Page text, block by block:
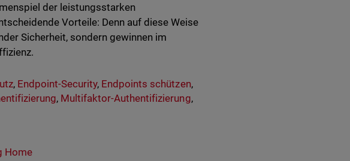
der leistungsstarken
Vorteile: Denn auf diese Weise
Sicherheit, sondern gewinnen im
, Endpoint-Security, Endpoints schützen,
, Multifaktor-Authentifizierung,
Home